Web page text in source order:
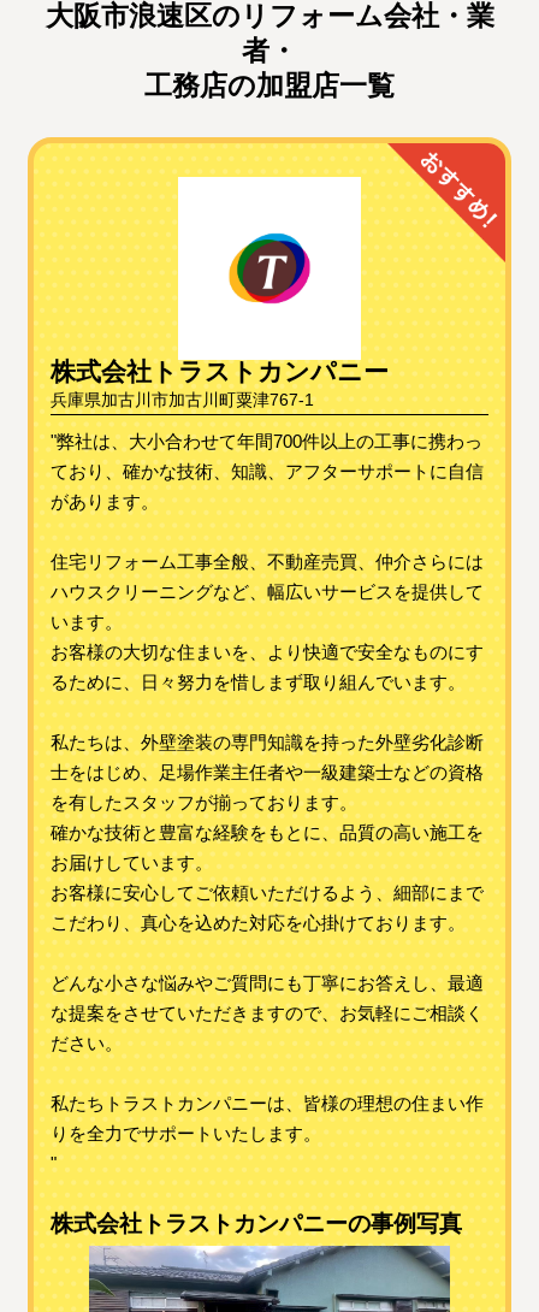
大阪市浪速区のリフォーム会社・業
者・
工務店の加盟店一覧
株式会社トラストカンパニー
兵庫県加古川市加古川町粟津767-1
"弊社は、大小合わせて年間700件以上の工事に携わっ
ており、確かな技術、知識、アフターサポートに自信
があります。
住宅リフォーム工事全般、不動産売買、仲介さらには
ハウスクリーニングなど、幅広いサービスを提供して
います。
お客様の大切な住まいを、より快適で安全なものにす
るために、日々努力を惜しまず取り組んでいます。
私たちは、外壁塗装の専門知識を持った外壁劣化診断
士をはじめ、足場作業主任者や一級建築士などの資格
を有したスタッフが揃っております。
確かな技術と豊富な経験をもとに、品質の高い施工を
お届けしています。
お客様に安心してご依頼いただけるよう、細部にまで
こだわり、真心を込めた対応を心掛けております。
どんな小さな悩みやご質問にも丁寧にお答えし、最適
な提案をさせていただきますので、お気軽にご相談く
ださい。
私たちトラストカンパニーは、皆様の理想の住まい作
りを全力でサポートいたします。
"
株式会社トラストカンパニーの事例写真